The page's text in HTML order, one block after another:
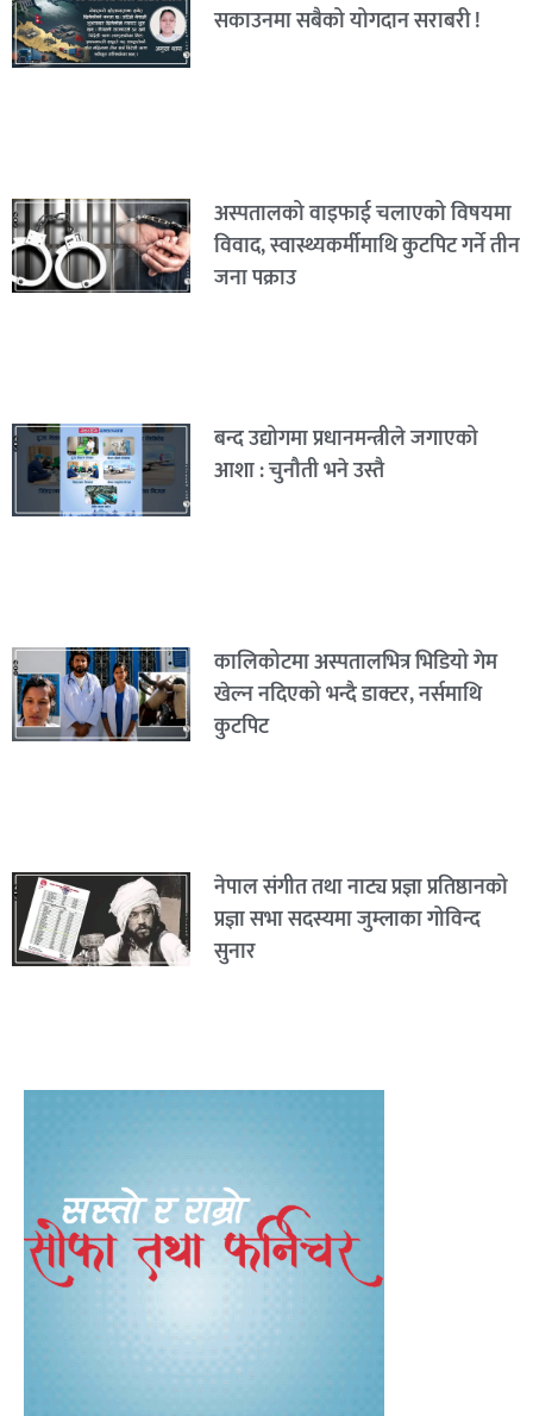
सकाउनमा सबैको योगदान सराबरी !
अस्पतालको वाइफाई चलाएको विषयमा
विवाद, स्वास्थ्यकर्मीमाथि कुटपिट गर्ने तीन
जना पक्राउ
बन्द उद्योगमा प्रधानमन्त्रीले जगाएको
आशा : चुनौती भने उस्तै
कालिकोटमा अस्पतालभित्र भिडियो गेम
खेल्न नदिएको भन्दै डाक्टर, नर्समाथि
कुटपिट
नेपाल संगीत तथा नाट्य प्रज्ञा प्रतिष्ठानको
प्रज्ञा सभा सदस्यमा जुम्लाका गोविन्द
सुनार